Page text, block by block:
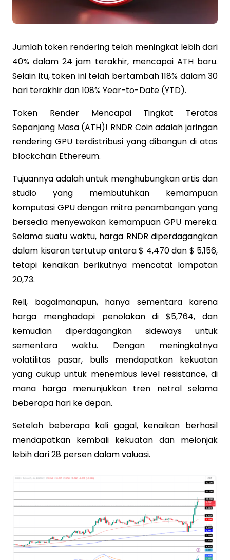
Jumlah token rendering telah meningkat lebih dari
40% dalam 24 jam terakhir, mencapai ATH baru.
Selain itu, token ini telah bertambah 118% dalam 30
hari terakhir dan 108% Year-to-Date (YTD).
Token Render Mencapai Tingkat Teratas
Sepanjang Masa (ATH)! RNDR Coin adalah jaringan
rendering GPU terdistribusi yang dibangun di atas
blockchain Ethereum.
Tujuannya adalah untuk menghubungkan artis dan
studio yang membutuhkan kemampuan
komputasi GPU dengan mitra penambangan yang
bersedia menyewakan kemampuan GPU mereka.
Selama suatu waktu, harga RNDR diperdagangkan
dalam kisaran tertutup antara $ 4,470 dan $ 5,156,
tetapi kenaikan berikutnya mencatat lompatan
20,73.
Reli, bagaimanapun, hanya sementara karena
harga menghadapi penolakan di $5,764, dan
kemudian diperdagangkan sideways untuk
sementara waktu. Dengan meningkatnya
volatilitas pasar, bulls mendapatkan kekuatan
yang cukup untuk menembus level resistance, di
mana harga menunjukkan tren netral selama
beberapa hari ke depan.
Setelah beberapa kali gagal, kenaikan berhasil
mendapatkan kembali kekuatan dan melonjak
lebih dari 28 persen dalam valuasi.